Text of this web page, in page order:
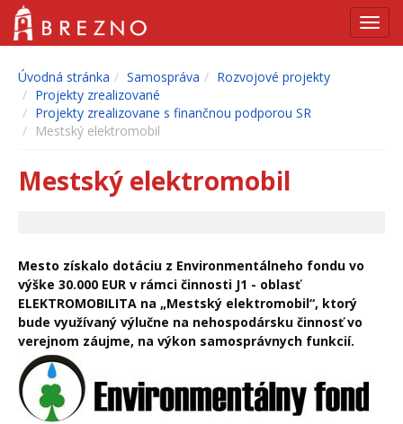
Úvodná stránka Samospráva
Rozvojové projekty
Projekty zrealizované
Projekty zrealizovane s finančnou podporou SR
Mestský elektromobil
Mestský elektromobil
Mesto získalo dotáciu z Environmentálneho fondu vo
výške 30.000 EUR v rámci činnosti J1 - oblasť
ELEKTROMOBILITA na „Mestský elektromobil“, ktorý
bude využívaný výlučne na nehospodársku činnosť vo
verejnom záujme, na výkon samosprávnych funkcií.